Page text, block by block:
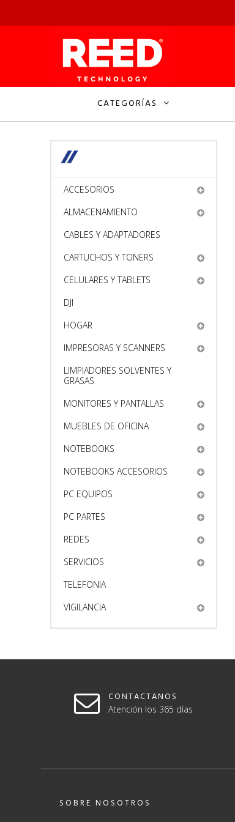
CATEGORÍAS
ACCESORIOS
ALMACENAMIENTO
CABLES Y ADAPTADORES
CARTUCHOS Y TONERS
CELULARES Y TABLETS
DJI
HOGAR
IMPRESORAS Y SCANNERS
LIMPIADORES SOLVENTES Y
GRASAS
MONITORES Y PANTALLAS
MUEBLES DE OFICINA
NOTEBOOKS
NOTEBOOKS ACCESORIOS
PC EQUIPOS
PC PARTES
REDES
SERVICIOS
TELEFONIA
VIGILANCIA
CONTACTANOS
Atención los 365 días
SOBRE NOSOTROS